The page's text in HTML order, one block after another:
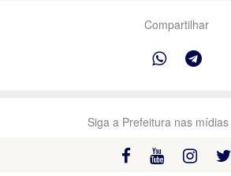
Compartilhar
Siga a Prefeitura nas